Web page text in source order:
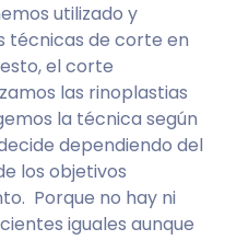
utilizado y
técnicas de corte en
el corte
las rinoplastias
la técnica según
dependiendo del
los objetivos
Porque no hay ni
iguales aunque